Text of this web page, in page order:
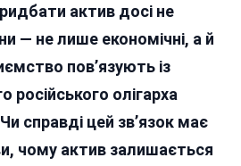
актив досі не
— не лише економічні, а й
пов’язують із
російського олігарха
справді цей зв’язок має
чому актив залишається